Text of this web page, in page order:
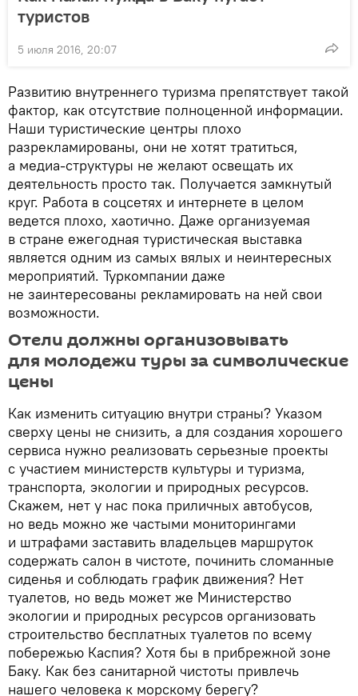
туристов
5 июля 2016, 20:07
Развитию внутреннего туризма препятствует такой
фактор, как отсутствие полноценной информации.
Наши туристические центры плохо
разрекламированы, они не хотят тратиться,
а медиа-структуры не желают освещать их
деятельность просто так. Получается замкнутый
круг. Работа в соцсетях и интернете в целом
ведется плохо, хаотично. Даже организуемая
в стране ежегодная туристическая выставка
является одним из самых вялых и неинтересных
мероприятий. Туркомпании даже
не заинтересованы рекламировать на ней свои
возможности.
Отели должны организовывать
для молодежи туры за символические
цены
Как изменить ситуацию внутри страны? Указом
сверху цены не снизить, а для создания хорошего
сервиса нужно реализовать серьезные проекты
с участием министерств культуры и туризма,
транспорта, экологии и природных ресурсов.
Скажем, нет у нас пока приличных автобусов,
но ведь можно же частыми мониторингами
и штрафами заставить владельцев маршруток
содержать салон в чистоте, починить сломанные
сиденья и соблюдать график движения? Нет
туалетов, но ведь может же Министерство
экологии и природных ресурсов организовать
строительство бесплатных туалетов по всему
побережью Каспия? Хотя бы в прибрежной зоне
Баку. Как без санитарной чистоты привлечь
нашего человека к морскому берегу?